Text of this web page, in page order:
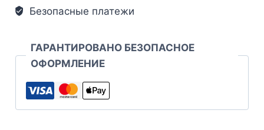
Безопасные платежи
ГАРАНТИРОВАНО БЕЗОПАСНОЕ
ОФОРМЛЕНИЕ